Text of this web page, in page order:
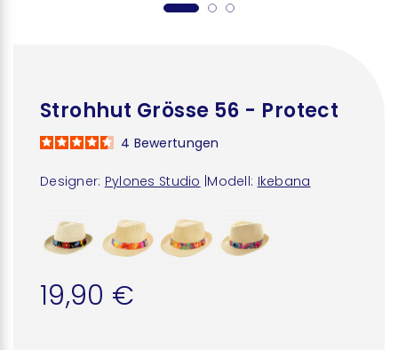
Strohhut Grösse 56 - Protect
Designer: Pylones Studio Modell: Ikebana
4 Bewertungen
19,90 €